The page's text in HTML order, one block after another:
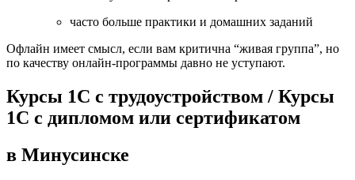
часто больше практики и домашних заданий
Офлайн имеет смысл, если вам критична “живая группа”, но
по качеству онлайн-программы давно не уступают.
Курсы 1С с трудоустройством / Курсы
1С с дипломом или сертификатом
в Минусинске